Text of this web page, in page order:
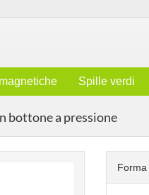
Spille verdi
bottone a pressione
Forma